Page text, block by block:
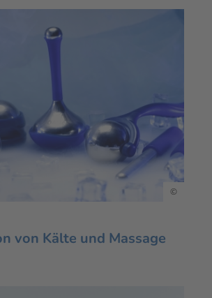
©
von Kälte und Massage